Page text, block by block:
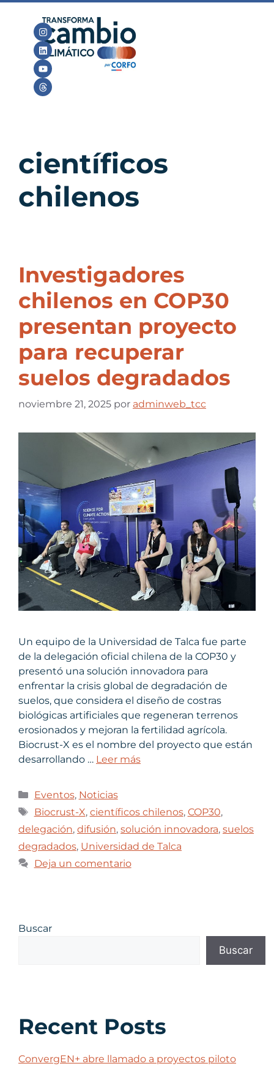
científicos
chilenos
Investigadores
chilenos en COP30
presentan proyecto
para recuperar
suelos degradados
noviembre 21, 2025 por adminweb_tcc
Un equipo de la Universidad de Talca fue parte
de la delegación oficial chilena de la COP30 y
presentó una solución innovadora para
enfrentar la crisis global de degradación de
suelos, que considera el diseño de costras
biológicas artificiales que regeneran terrenos
erosionados y mejoran la fertilidad agrícola.
Biocrust-X es el nombre del proyecto que están
desarrollando … Leer más
Eventos, Noticias
Biocrust-X, científicos chilenos, COP30,
delegación, difusión, solución innovadora, suelos
degradados, Universidad de Talca
Deja un comentario
Buscar
Buscar
Recent Posts
ConvergEN+ abre llamado a proyectos piloto